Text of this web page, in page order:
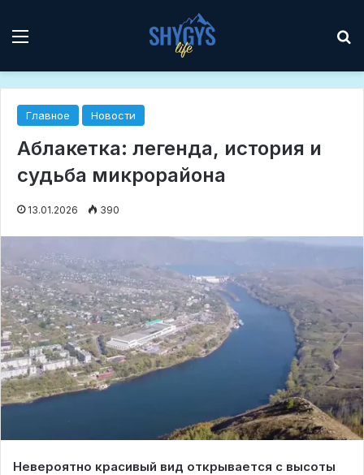
Мәзір
Главное Новости
Аблакетка: легенда, история и
судьба микрорайона
13.01.2026 390
Невероятно красивый вид открывается с высоты